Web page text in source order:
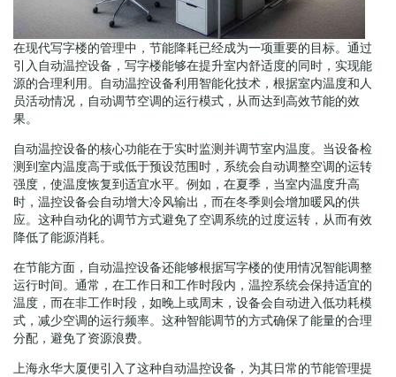
在现代写字楼的管理中，节能降耗已经成为一项重要的目标。通过
引入自动温控设备，写字楼能够在提升室内舒适度的同时，实现能
源的合理利用。自动温控设备利用智能化技术，根据室内温度和人
员活动情况，自动调节空调的运行模式，从而达到高效节能的效
果。
自动温控设备的核心功能在于实时监测并调节室内温度。当设备检
测到室内温度高于或低于预设范围时，系统会自动调整空调的运转
强度，使温度恢复到适宜水平。例如，在夏季，当室内温度升高
时，温控设备会自动增大冷风输出，而在冬季则会增加暖风的供
应。这种自动化的调节方式避免了空调系统的过度运转，从而有效
降低了能源消耗。
在节能方面，自动温控设备还能够根据写字楼的使用情况智能调整
运行时间。通常，在工作日和工作时段内，温控系统会保持适宜的
温度，而在非工作时段，如晚上或周末，设备会自动进入低功耗模
式，减少空调的运行频率。这种智能调节的方式确保了能量的合理
分配，避免了资源浪费。
上海永华大厦便引入了这种自动温控设备，为其日常的节能管理提